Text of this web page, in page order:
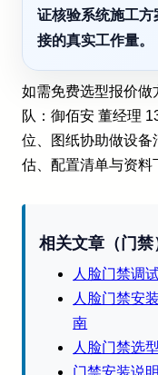
证核验系统施工
接的真实工作量。
如需免费选型报价做
队：御佰安 董经理
位、图纸协助做设备
估、配置清单与资料
相关文章（门禁
人脸门禁调
人脸门禁安
南
人脸门禁选
门禁安装说